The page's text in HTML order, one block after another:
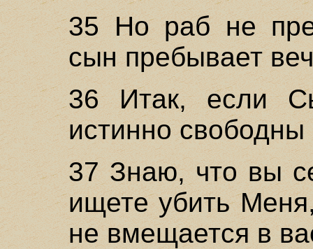
35 Но раб не
сын пребывает
36 Итак, если
истинно свободны
37 Знаю, что вы
ищете убить
не вмещается в